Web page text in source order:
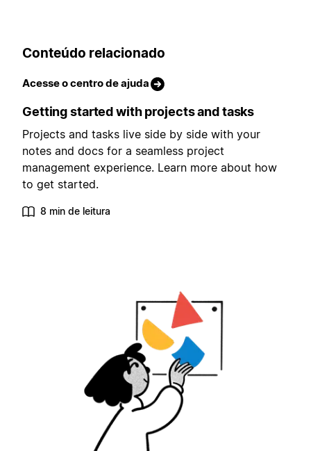
Conteúdo relacionado
Acesse o centro de ajuda
Getting started with projects and tasks
Projects and tasks live side by side with your
notes and docs for a seamless project
management experience. Learn more about how
to get started.
8 min de leitura